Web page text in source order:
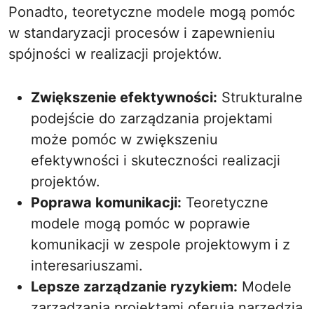
Ponadto, teoretyczne modele mogą pomóc
w standaryzacji procesów i zapewnieniu
spójności w realizacji projektów.
Zwiększenie efektywności: Strukturalne
podejście do zarządzania projektami
może pomóc w zwiększeniu
efektywności i skuteczności realizacji
projektów.
Poprawa komunikacji: Teoretyczne
modele mogą pomóc w poprawie
komunikacji w zespole projektowym i z
interesariuszami.
Lepsze zarządzanie ryzykiem: Modele